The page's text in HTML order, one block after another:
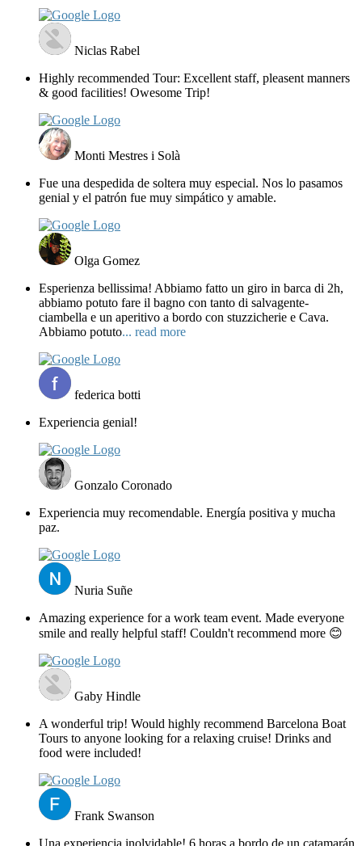
Niclas Rabel
Highly recommended Tour: Excellent staff, pleasent manners
& good facilities! Owesome Trip!
Monti Mestres i Solà
Fue una despedida de soltera muy especial. Nos lo pasamos
genial y el patrón fue muy simpático y amable.
Olga Gomez
Esperienza bellissima! Abbiamo fatto un giro in barca di 2h,
abbiamo potuto fare il bagno con tanto di salvagente-
ciambella e un aperitivo a bordo con stuzzicherie e Cava.
Abbiamo potuto... read more
federica botti
Experiencia genial!
Gonzalo Coronado
Experiencia muy recomendable. Energía positiva y mucha
paz.
Nuria Suñe
Amazing experience for a work team event. Made everyone
smile and really helpful staff! Couldn't recommend more 😊
Gaby Hindle
A wonderful trip! Would highly recommend Barcelona Boat
Tours to anyone looking for a relaxing cruise! Drinks and
food were included!
Frank Swanson
Una experiencia inolvidable! 6 horas a bordo de un catamarán